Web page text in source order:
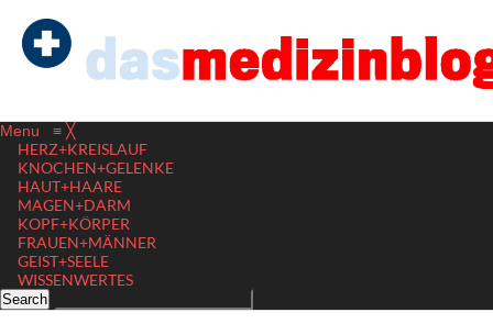
Menu ≡ ╳
HERZ+KREISLAUF
KNOCHEN+GELENKE
HAUT+HAARE
MAGEN+DARM
KOPF+KÖRPER
FRAUEN+MÄNNER
GEIST+SEELE
WISSENWERTES